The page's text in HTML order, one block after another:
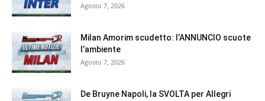
Agosto 7, 2026
Milan Amorim scudetto: l’ANNUNCIO scuote
l’ambiente
Agosto 7, 2026
De Bruyne Napoli, la SVOLTA per Allegri